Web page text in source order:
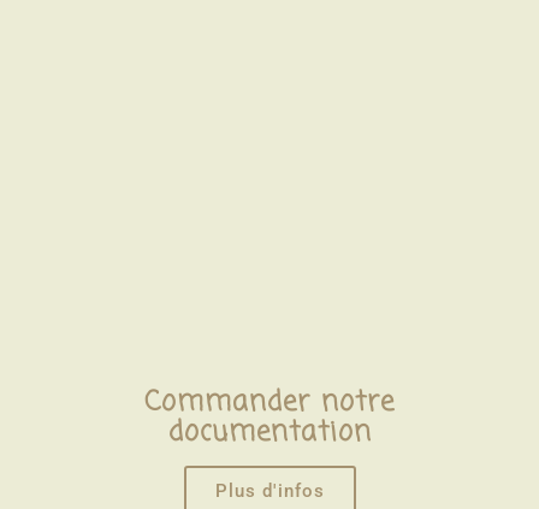
Commander notre
documentation
Plus d'infos